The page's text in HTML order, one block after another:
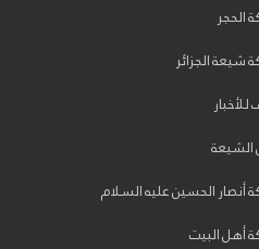
الحجر
شيعة الجزائر
للأخبار
الشيعة
أنصار الحسين عليه السلام
أهل البيت